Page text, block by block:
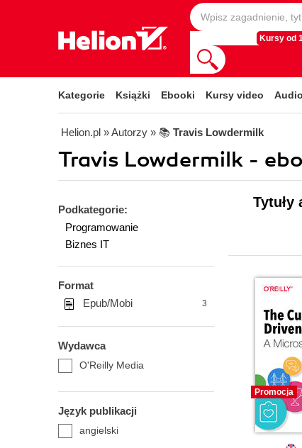
Kursy od
Kategorie Książki Ebooki Kursy video
Helion.pl » Autorzy » 📚 Travis Lowdermilk
Travis Lowdermilk -
Podkategorie:
Programowanie
Biznes IT
Format
Epub/Mobi
3
Wydawca
O'Reilly Media
Język publikacji
angielski
Promocja